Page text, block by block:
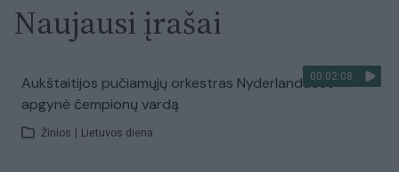
Naujausi įrašai
00:02:08
Aukštaitijos pučiamųjų orkestras Nyderlanduose
apgynė čempionų vardą
Žinios Lietuvos diena